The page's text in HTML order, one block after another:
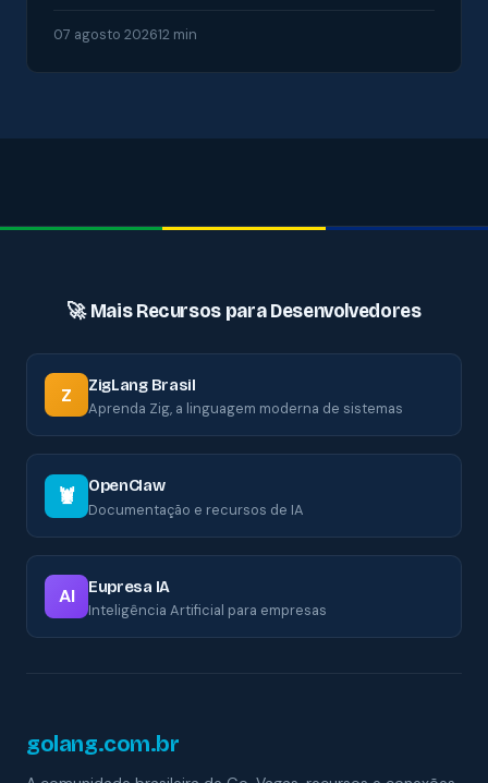
07 agosto 202612 min
🚀 Mais Recursos para Desenvolvedores
Z ZigLang Brasil
Aprenda Zig, a linguagem moderna de sistemas
🦞 OpenClaw
Documentação e recursos de IA
AI Eupresa IA
Inteligência Artificial para empresas
golang.com.br